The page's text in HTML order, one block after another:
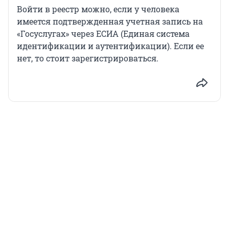
Войти в реестр можно, если у человека
имеется подтвержденная учетная запись на
«Госуслугах» через ЕСИА (Единая система
идентификации и аутентификации). Если ее
нет, то стоит зарегистрироваться.